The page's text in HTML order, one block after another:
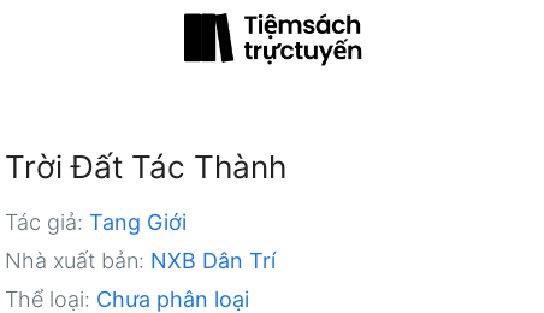
Trời Đất Tác Thành
Tác giả: Tang Giới
Nhà xuất bản: NXB Dân Trí
Thể loại: Chưa phân loại